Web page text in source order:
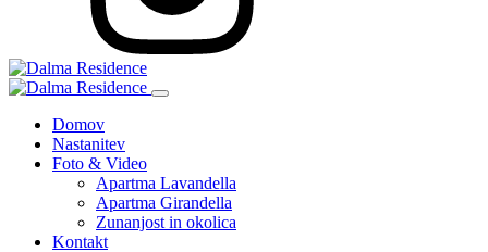
Domov
Nastanitev
Foto & Video
Apartma Lavandella
Apartma Girandella
Zunanjost in okolica
Kontakt